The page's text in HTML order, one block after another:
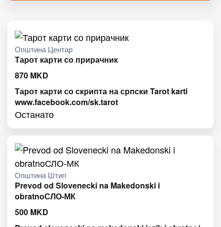
Општина Центар
Тарот карти со прирачник
870 MKD
Тарот карти со скрипта на српски Tarot karti
www.facebook.com/sk.tarot
Останато
Општина Штип
Prevod od Slovenecki na Makedonski i
obratnoСЛО-МК
500 MKD